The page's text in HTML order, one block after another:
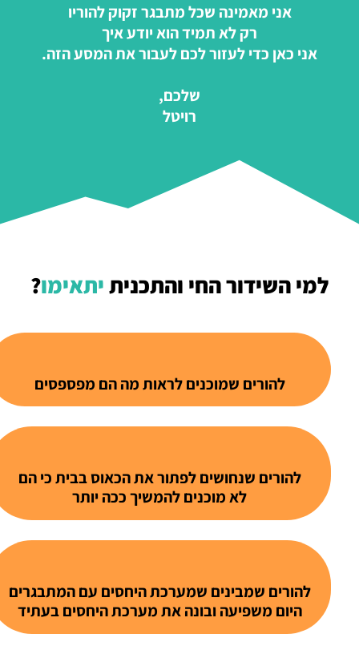
אני מאמינה שכל מתבגר זקוק להוריו
רק לא תמיד הוא יודע איך
אני כאן כדי לעזור לכם לעבור את המסע הזה.
שלכם,
רויטל
למי השידור החי והתכניתיתאימו?
להורים שמוכנים לראות מה הם מפספסים
להורים שנחושים לפתור את הכאוס בבית כי הם
לא מוכנים להמשיך ככה יותר
להורים שמבינים שמערכת היחסים עם המתבגרים
היום משפיעה ובונה את מערכת היחסים בעתיד